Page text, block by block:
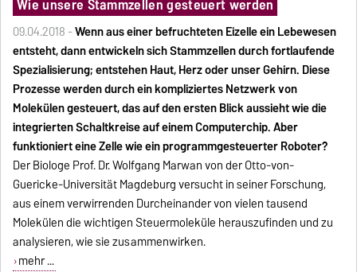
Wie unsere Stammzellen gesteuert werden
09.04.2018 -Wenn aus einer befruchteten Eizelle ein Lebewesen
entsteht, dann entwickeln sich Stammzellen durch fortlaufende
Spezialisierung; entstehen Haut, Herz oder unser Gehirn. Diese
Prozesse werden durch ein kompliziertes Netzwerk von
Molekülen gesteuert, das auf den ersten Blick aussieht wie die
integrierten Schaltkreise auf einem Computerchip. Aber
funktioniert eine Zelle wie ein programmgesteuerter Roboter?
Der Biologe Prof. Dr. Wolfgang Marwan von der Otto-von-
Guericke-Universität Magdeburg versucht in seiner Forschung,
aus einem verwirrenden Durcheinander von vielen tausend
Molekülen die wichtigen Steuermoleküle herauszufinden und zu
analysieren, wie sie zusammenwirken.
mehr ...